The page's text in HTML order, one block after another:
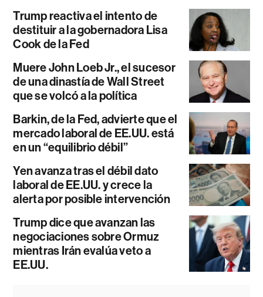
Trump reactiva el intento de
destituir a la gobernadora Lisa
Cook de la Fed
Muere John Loeb Jr., el sucesor
de una dinastía de Wall Street
que se volcó a la política
Barkin, de la Fed, advierte que el
mercado laboral de EE.UU. está
en un “equilibrio débil”
Yen avanza tras el débil dato
laboral de EE.UU. y crece la
alerta por posible intervención
Trump dice que avanzan las
negociaciones sobre Ormuz
mientras Irán evalúa veto a
EE.UU.